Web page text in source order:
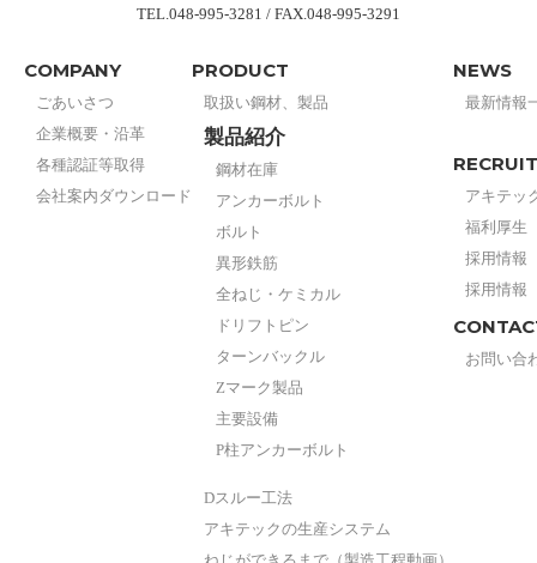
TEL.048-995-3281 / FAX.048-995-3291
COMPANY
ごあいさつ
企業概要・沿革
各種認証等取得
会社案内ダウンロード
PRODUCT
取扱い鋼材、製品
製品紹介
鋼材在庫
アンカーボルト
ボルト
異形鉄筋
全ねじ・ケミカル
ドリフトピン
ターンバックル
Zマーク製品
主要設備
P柱アンカーボルト
Dスルー工法
アキテックの生産システム
NEWS
最新情報
RECRUIT
アキテッ
福利厚生
採用情報
採用情報
お問い合